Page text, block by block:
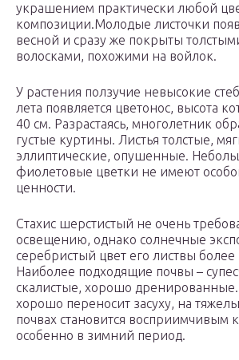
украшением практически любой
композиции.Молодые листочки
весной и сразу же покрыты
волосками, похожими на войлок.
У растения ползучие невысокие
лета появляется цветонос, высота
40 см. Разрастаясь, многолетник
густые куртины. Листья толстые,
эллиптические, опушенные.
фиолетовые цветки не имеют
ценности.
Стахис шерстистый не очень
освещению, однако солнечные
серебристый цвет его листвы
Наиболее подходящие почвы –
скалистые, хорошо дренированные.
хорошо переносит засуху, на
почвах становится восприимчивым
особенно в зимний период.